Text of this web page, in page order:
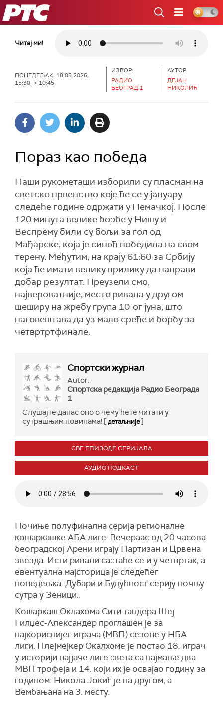
РТС
Читај ми!
ПОНЕДЕЉАК, 18.05.2026,
15:30 -> 10:45
ИЗВОР:
РАДИО
БЕОГРАД 1
АУТОР:
ДЕЈАН
НИКОЛИЋ
Пораз као победа
Наши рукометаши изборили су пласман на
светско првенство које ће се у јануару
следеће године одржати у Немачкој. После
120 минута велике борбе у Нишу и
Веспрему били су бољи за гол од
Мађарске, која је синоћ победила на свом
терену. Међутим, на крају 61:60 за Србију
која ће имати велику прилику да направи
добар резултат. Преузели смо,
највероватније, место ривала у другом
шеширу на жребу група 10-ог јуна, што
наговештава да уз мало среће и борбу за
четвртртфинале.
Спортски журнал
Autor:
Спортска редакција Радио Београда
1
Слушајте данас оно о чему ћете читати у
сутрашњим новинама! [детаљније]
СВЕ ЕПИЗОДЕ СЕРИЈАЛА
АУДИО ПОДКАСТ
Почиње полуфинална серија регионалне
кошаркашке АБА лиге. Вечераас од 20 часова
београдској Арени играју Партизан и Црвена
звезда. Исти ривали састаће се и у четвртак, а
евентуална мајсторица је следећег
понедељка. Дубари и Будућност серију почњу
сутра у Зеници.
Кошаркаш Оклахома Сити тандера Шеј
Гилџес-Александер проглашен је за
најкориснијег играча (МВП) сезоне у НБА
лиги. Плејмејкер Окалхоме је постао 18. играч
у историји најјаче лиге света са најмање два
МВП трофеја и 14. који их је освајао годину за
годином. Никола Јокић је на другом, а
Вембањана на 3. месту.